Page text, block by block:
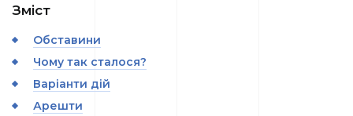
Зміст
Обставини
Чому так сталося?
Варіанти дій
Арешти